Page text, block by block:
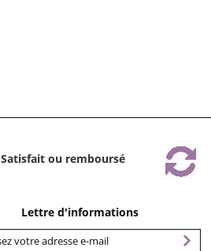
Satisfait ou remboursé
Lettre d'informations